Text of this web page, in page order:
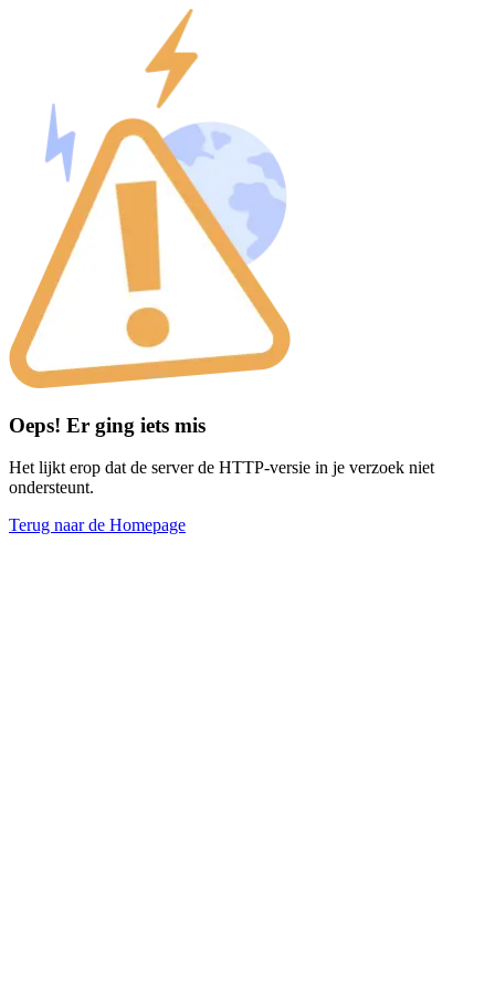
Oeps! Er ging iets mis
Het lijkt erop dat de server de HTTP-versie in je verzoek niet
ondersteunt.
Terug naar de Homepage